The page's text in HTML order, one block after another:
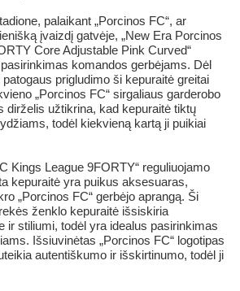
palaikant „Porcinos FC“, ar
įvaizdį gatvėje, „New Era Porcinos
Core Adjustable Pink Curved“
komandos gerbėjams. Dėl
prigludimo ši kepuraitė greitai
„Porcinos FC“ sirgaliaus garderobo
dirželis užtikrina, kad kepuraitė tiktų
todėl kiekvieną kartą ji puikiai
Kings League 9FORTY“ reguliuojamo
kepuraitė yra puikus aksesuaras,
„Porcinos FC“ gerbėjo aprangą. Ši
ženklo kepuraitė išsiskiria
ir stiliumi, todėl yra idealus pasirinkimas
Išsiuvinėtas „Porcinos FC“ logotipas
autentiškumo ir išskirtinumo, todėl ji